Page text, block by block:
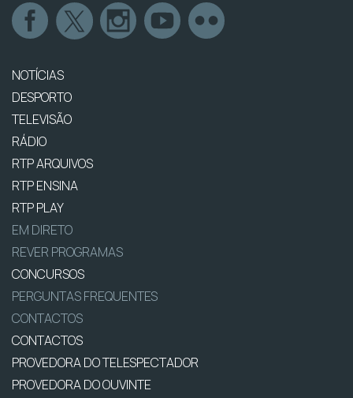
NOTÍCIAS
DESPORTO
TELEVISÃO
RÁDIO
RTP ARQUIVOS
RTP ENSINA
RTP PLAY
EM DIRETO
REVER PROGRAMAS
CONCURSOS
PERGUNTAS FREQUENTES
CONTACTOS
CONTACTOS
PROVEDORA DO TELESPECTADOR
PROVEDORA DO OUVINTE